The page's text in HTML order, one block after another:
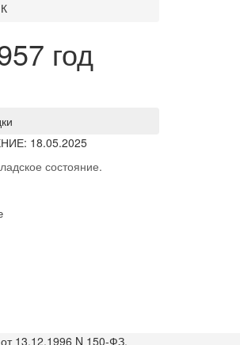
год
18.05.2025
состояние.
13.12.1996 N 150-ФЗ.